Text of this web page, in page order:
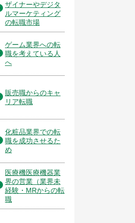
ザイナーやデジタ
ルマーケティング
の転職市場
ゲーム業界への転
職を考えている人
へ
販売職からのキャ
リア転職
化粧品業界での転
職を成功させるた
め
医療機医療機器業
界の営業（業界未
経験・MRからの転
職